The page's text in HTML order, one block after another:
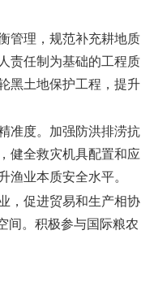
管理，规范补充耕地质
责任制为基础的工程质
黑土地保护工程，提升
准度。加强防洪排涝抗
健全救灾机具配置和应
渔业本质安全水平。
，促进贸易和生产相协
间。积极参与国际粮农